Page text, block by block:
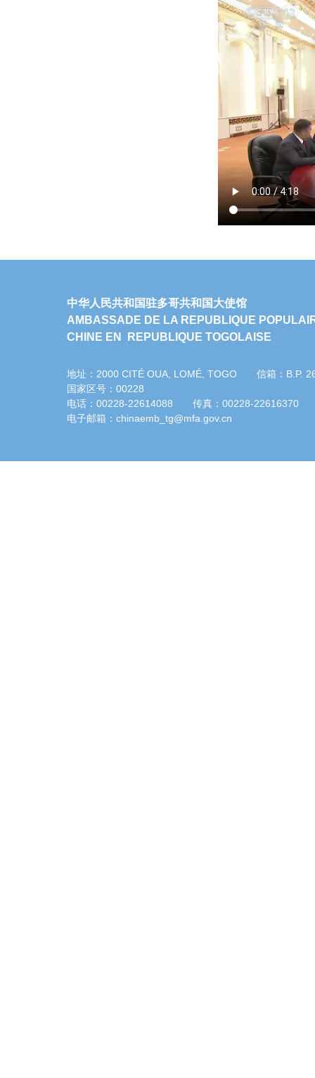
中华人民共和国驻多哥共和国大使馆
AMBASSADE DE LA REPUBLIQUE
CHINE EN REPUBLIQUE TOGOLAISE
地址：2000 CITÉ OUA, LOMÉ, TOGO 信箱：
国家区号：00228
电话：00228-22614088 传真：00228-22616370
电子邮箱：chinaemb_tg@mfa.gov.cn